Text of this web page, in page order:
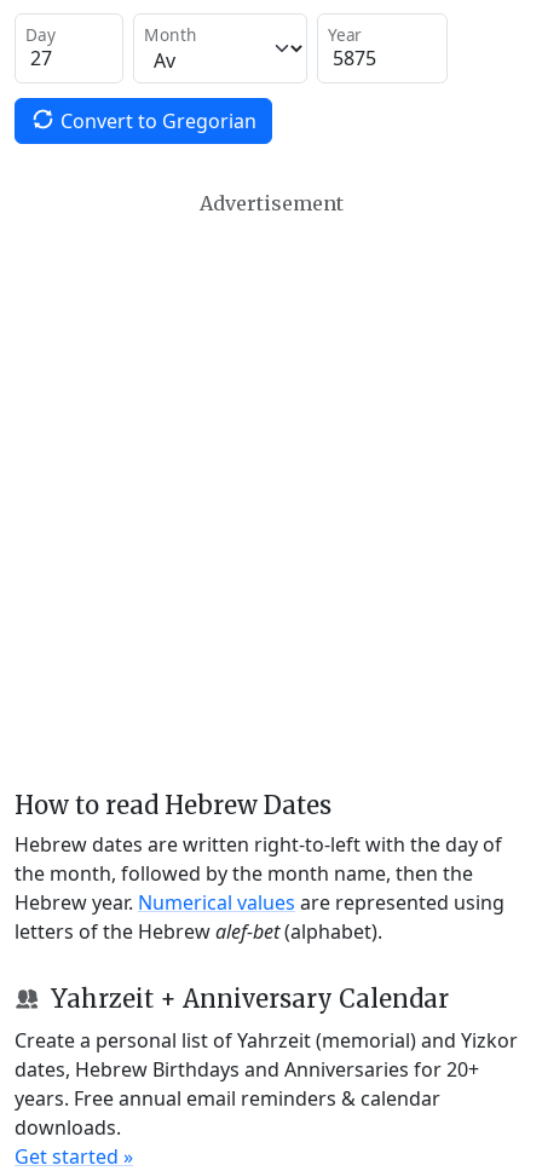
Day Month Year
Convert to Gregorian
Advertisement
How to read Hebrew Dates
Hebrew dates are written right-to-left with the day of
the month, followed by the month name, then the
Hebrew year. Numerical values are represented using
letters of the Hebrewalef-bet(alphabet).
Yahrzeit + Anniversary Calendar
Create a personal list of Yahrzeit (memorial) and Yizkor
dates, Hebrew Birthdays and Anniversaries for 20+
years. Free annual email reminders & calendar
downloads.
Get started »